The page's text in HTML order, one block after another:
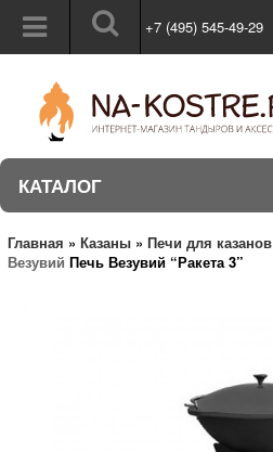
+7 (495) 545-49-29
КАТАЛОГ
Главная » Казаны » Печи для казанов
Везувий Печь Везувий “Ракета 3”